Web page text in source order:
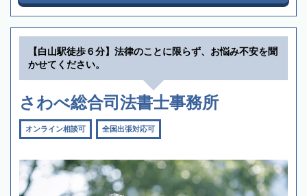
【白山駅徒歩６分】法律のことに限らず、お悩み不安を聞
かせてください。
さわべ総合司法書士事務所
オンライン相談可 全国出張対応可